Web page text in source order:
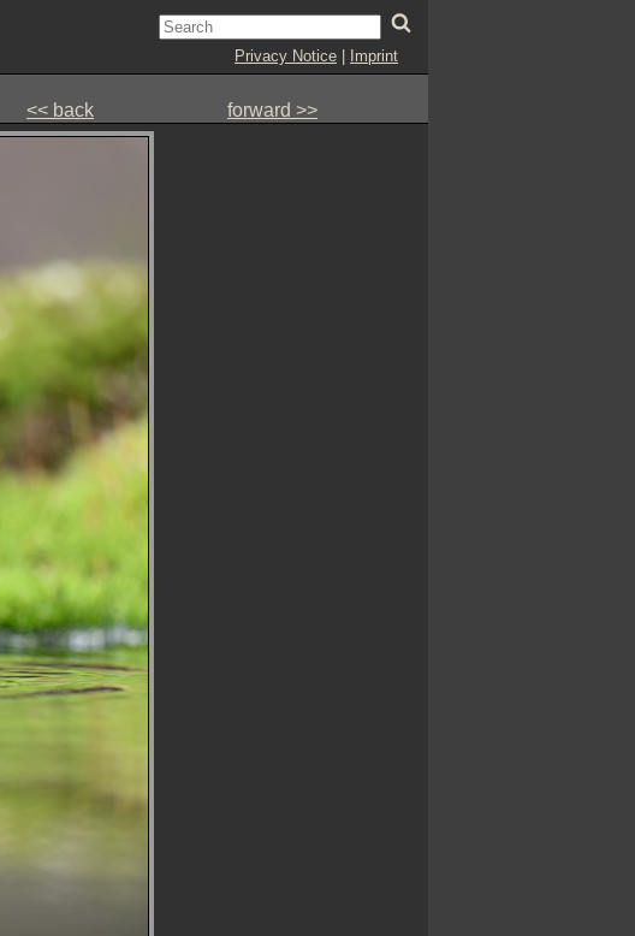
Privacy Notice Imprint
<< back forward >>